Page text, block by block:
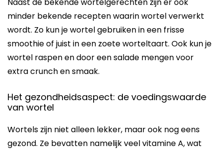
Naast de bekende wortelgerechten zijn er ook
minder bekende recepten waarin wortel verwerkt
wordt. Zo kun je wortel gebruiken in een frisse
smoothie of juist in een zoete worteltaart. Ook kun je
wortel raspen en door een salade mengen voor
extra crunch en smaak.
Het gezondheidsaspect: de voedingswaarde
van wortel
Wortels zijn niet alleen lekker, maar ook nog eens
gezond. Ze bevatten namelijk veel vitamine A, wat